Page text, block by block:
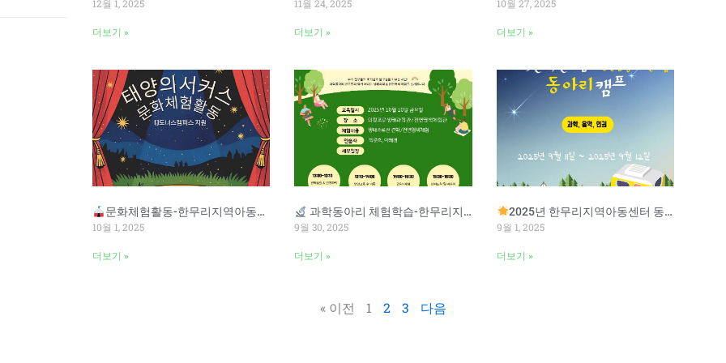
12월 1, 2025
더보기 »
11월 24, 2025
더보기 »
10월 27, 2025
더보기 »
문화체험활동-한무리지역아동센터
10월 1, 2025
더보기 »
과학동아리 체험학습-한무리지역아동센터
9월 30, 2025
더보기 »
2025년 한무리지역아동센터 동아리 캠프
9월 1, 2025
더보기 »
« 이전 1 2 3 다음